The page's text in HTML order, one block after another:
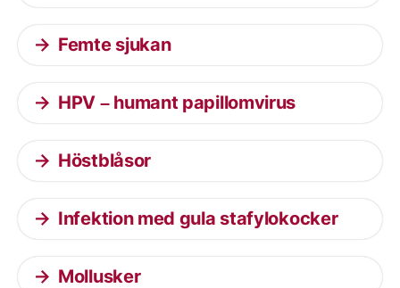
Femte sjukan
HPV – humant papillomvirus
Höstblåsor
Infektion med gula stafylokocker
Mollusker